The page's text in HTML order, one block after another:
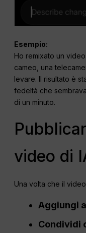
Esempio:
Ho remixato un
cameo, una
levare. Il risultato è
fedeltà che
di un minuto.
video di
Una volta che il
Aggiungi
Condividi